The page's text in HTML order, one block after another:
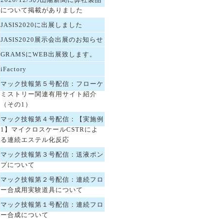
について掲載がありました
JASIS2020に出展しました
JASIS2020展示会出展のお知らせ
GRAMSにWEB出展致します。
iFactory
マック技報第５号配信：フローケ
ミストリー関連有用サイト紹介
（その1）
マック技報第４号配信：【実施例
1】マイクロスケールCSTRによ
る連続エステル化反応
マック技報第３号配信：送液ポン
プについて
マック技報第２号配信：連続フロ
ー合成用実験道具について
マック技報第１号配信：連続フロ
ー合成について